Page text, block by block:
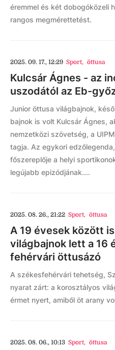
éremmel és két dobogóközeli
rangos megmérettetést.
2025. 09. 17., 12:29 Sport, öttusa
Kulcsár Ágnes - az
uszodától az Eb-
Junior öttusa világbajnok,
bajnok is volt Kulcsár Ágnes,
nemzetközi szövetség, a
tagja. Az egykori
főszereplője a helyi
legújabb epizódjának....
2025. 08. 26., 21:22 Sport, öttusa
A 19 évesek között is
világbajnok lett a 16
fehérvári öttusázó
A székesfehérvári tehetség,
nyarat zárt: a korosztályos
érmet nyert, amiből öt arany
2025. 08. 06., 10:13 Sport, öttusa